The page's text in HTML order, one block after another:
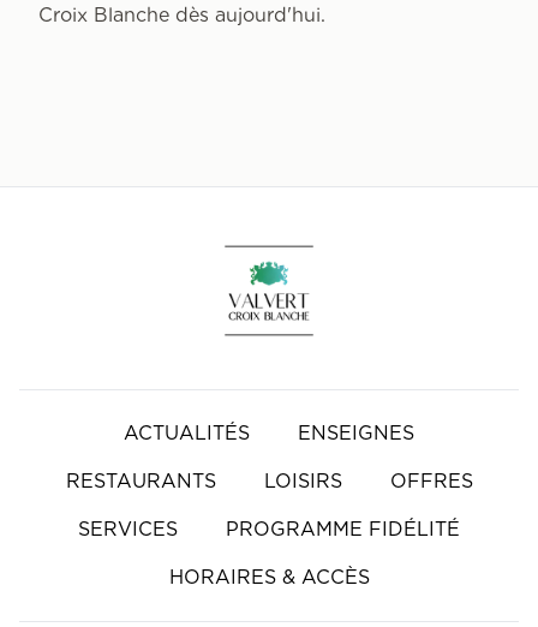
Croix Blanche dès aujourd'hui.
Accueil
ACTUALITÉS ENSEIGNES
RESTAURANTS LOISIRS OFFRES
SERVICES PROGRAMME FIDÉLITÉ
HORAIRES & ACCÈS